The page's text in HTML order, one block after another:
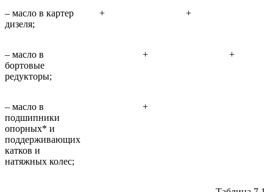
– масло в картер
дизеля;
+ +
– масло в
бортовые
редукторы;
+ +
– масло в
подшипники
опорных* и
поддерживающих
катков и
натяжных колес;
+